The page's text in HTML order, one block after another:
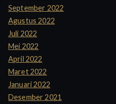
September 2022
Agustus 2022
Juli 2022
Mei 2022
April 2022
Maret 2022
Januari 2022
Desember 2021